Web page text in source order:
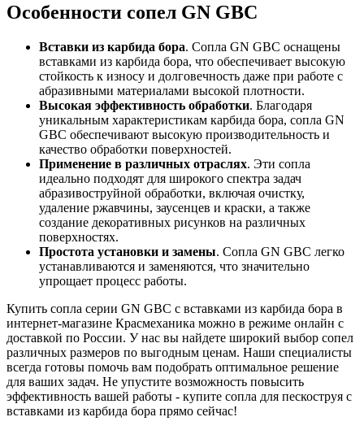
Особенности сопел GN GBC
Вставки из карбида бора. Сопла GN GBC оснащены
вставками из карбида бора, что обеспечивает высокую
стойкость к износу и долговечность даже при работе с
абразивными материалами высокой плотности.
Высокая эффективность обработки. Благодаря
уникальным характеристикам карбида бора, сопла GN
GBC обеспечивают высокую производительность и
качество обработки поверхностей.
Применение в различных отраслях. Эти сопла
идеально подходят для широкого спектра задач
абразивоструйной обработки, включая очистку,
удаление ржавчины, заусенцев и краски, а также
создание декоративных рисунков на различных
поверхностях.
Простота установки и замены. Сопла GN GBC легко
устанавливаются и заменяются, что значительно
упрощает процесс работы.
Купить сопла серии GN GBC с вставками из карбида бора в
интернет-магазине Красмеханика можно в режиме онлайн с
доставкой по России. У нас вы найдете широкий выбор сопел
различных размеров по выгодным ценам. Наши специалисты
всегда готовы помочь вам подобрать оптимальное решение
для ваших задач. Не упустите возможность повысить
эффективность вашей работы - купите сопла для пескоструя с
вставками из карбида бора прямо сейчас!